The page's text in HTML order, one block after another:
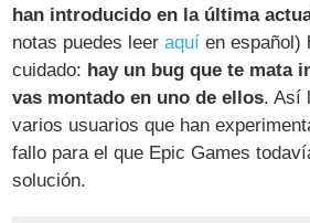
han introducido en la última
notas puedes leeraquí en español)
cuidado: hay un bug que te mata
vas montado en uno de ellos. Así
varios usuarios que han
fallo para el que Epic Games
solución.